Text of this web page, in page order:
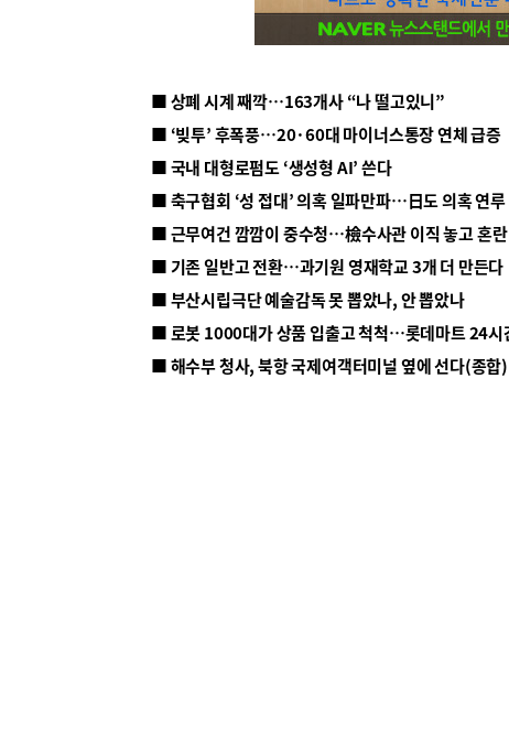
■ 상폐 시계 째깍…163개사 “나 떨고있니”
■ ‘빚투’ 후폭풍…20·60대 마이너스통장 연체 급증
■ 국내 대형로펌도 ‘생성형 AI’ 쓴다
■ 근무여건 깜깜이 중수청…檢수사관 이직 놓고 혼란
■ 기존 일반고 전환…과기원 영재학교 3개 더 만든다
■ 부산시립극단 예술감독 못 뽑았나, 안 뽑았나
■ 해수부 청사, 북항 국제여객터미널 옆에 선다(종합)